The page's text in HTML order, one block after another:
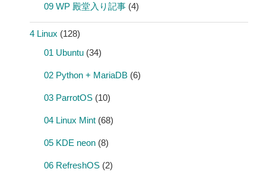
09 WP 殿堂入り記事 (4)
4 Linux (128)
01 Ubuntu (34)
02 Python + MariaDB (6)
03 ParrotOS (10)
04 Linux Mint (68)
05 KDE neon (8)
06 RefreshOS (2)